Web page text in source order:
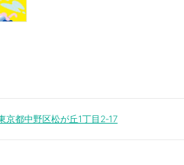
京都中野区松が丘1丁目2‐17